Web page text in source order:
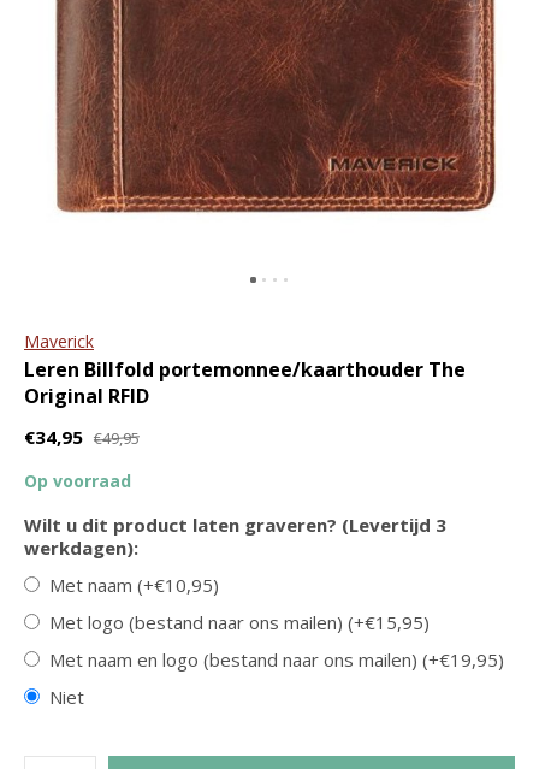
LeatherLeaf
Lederen schrijfmap A4 |
ritssluiting en tablet vak
€89,95 €109,95
Maverick
Leren Billfold
portemonnee The
Original RFID
€44,95 €49,95
Leren laptopbag
/damestas Doris | in
twee kleuren
ritssluiting
Maverick
Leren Billfold portemonnee/kaarthouder The
Original RFID
€34,95 €49,95
Op voorraad
Wilt u dit product laten graveren? (Levertijd 3
werkdagen):
Met naam (+€10,95)
Met logo (bestand naar ons mailen) (+€15,95)
Met naam en logo (bestand naar ons mailen) (+€19,95)
Niet